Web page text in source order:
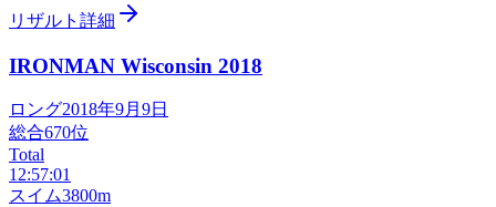
リザルト詳細
IRONMAN Wisconsin 2018
ロング2018年9月9日
総合670位
Total
12:57:01
スイム3800m